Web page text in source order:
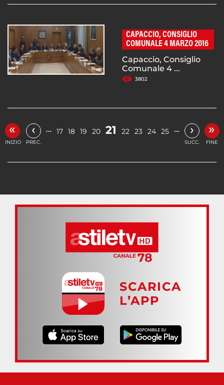
CAPACCIO, CONSIGLIO
COMUNALE 4 MARZO 2016
Capaccio, Consiglio
Comunale 4 ...
3802
«
INIZIO
‹
PREC.
… 17 18 19 20 21 22 23 24 25 … ›
SUCC.
»
FINE
SCARICA
L’APP